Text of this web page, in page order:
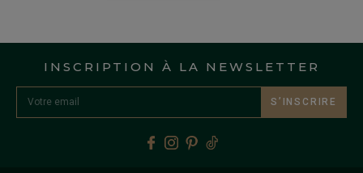
INSCRIPTION À LA NEWSLETTER
S’INSCRIRE